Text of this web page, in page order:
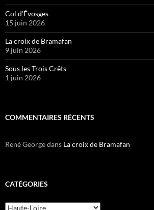
Col d’Évosges
15 juin 2026
La croix de Bramafan
9 juin 2026
Sous les Trois Crêts
1 juin 2026
COMMENTAIRES RÉCENTS
René Georgedans La croix de Bramafan
CATÉGORIES
Catégories